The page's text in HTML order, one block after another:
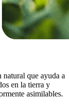
que ayuda a
en la tierra y
asimilables.